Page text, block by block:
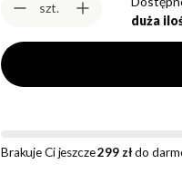
szt.
duża
Brakuje Ci jeszcze299 złdo